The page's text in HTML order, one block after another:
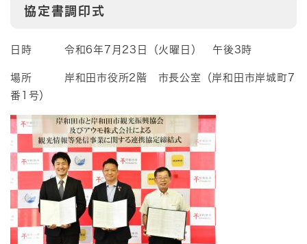
協定書調印式
日時 令和6年7月23日（火曜日） 午後3時
場所 岸和田市役所2階 市長公室（岸和田市岸城町7
番1号）